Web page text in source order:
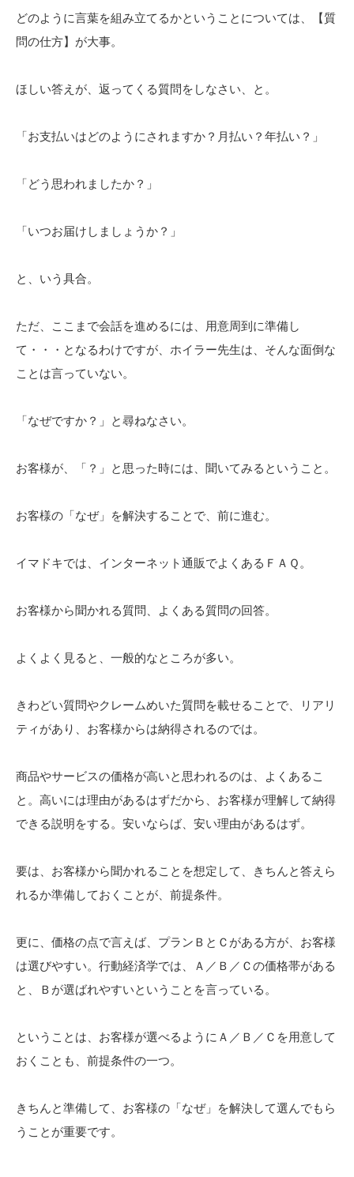
どのように言葉を組み立てるかということについては、【質
問の仕方】が大事。
ほしい答えが、返ってくる質問をしなさい、と。
「お支払いはどのようにされますか？月払い？年払い？」
「どう思われましたか？」
「いつお届けしましょうか？」
と、いう具合。
ただ、ここまで会話を進めるには、用意周到に準備し
て・・・となるわけですが、ホイラー先生は、そんな面倒な
ことは言っていない。
「なぜですか？」と尋ねなさい。
お客様が、「？」と思った時には、聞いてみるということ。
お客様の「なぜ」を解決することで、前に進む。
イマドキでは、インターネット通販でよくあるＦＡＱ。
お客様から聞かれる質問、よくある質問の回答。
よくよく見ると、一般的なところが多い。
きわどい質問やクレームめいた質問を載せることで、リアリ
ティがあり、お客様からは納得されるのでは。
商品やサービスの価格が高いと思われるのは、よくあるこ
と。高いには理由があるはずだから、お客様が理解して納得
できる説明をする。安いならば、安い理由があるはず。
要は、お客様から聞かれることを想定して、きちんと答えら
れるか準備しておくことが、前提条件。
更に、価格の点で言えば、プランＢとＣがある方が、お客様
は選びやすい。行動経済学では、Ａ／Ｂ／Ｃの価格帯がある
と、Ｂが選ばれやすいということを言っている。
ということは、お客様が選べるようにＡ／Ｂ／Ｃを用意して
おくことも、前提条件の一つ。
きちんと準備して、お客様の「なぜ」を解決して選んでもら
うことが重要です。